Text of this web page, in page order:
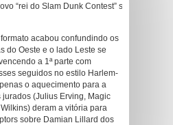
“rei do Slam Dunk Contest” se chama
acabou confundindo os
do Oeste e o lado Leste se
a 1ª parte com
seguidos no estilo Harlem-
o aquecimento para a
(Julius Erving, Magic
deram a vitória para
sobre Damian Lillard dos